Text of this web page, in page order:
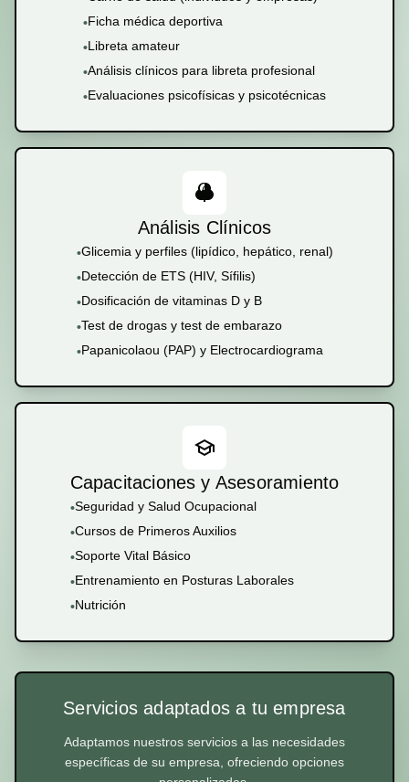
•Ficha médica deportiva
•Libreta amateur
•Análisis clínicos para libreta profesional
•Evaluaciones psicofísicas y psicotécnicas
Análisis Clínicos
•Glicemia y perfiles (lipídico, hepático, renal)
•Detección de ETS (HIV, Sífilis)
•Dosificación de vitaminas D y B
•Test de drogas y test de embarazo
•Papanicolaou (PAP) y Electrocardiograma
Capacitaciones y Asesoramiento
•Seguridad y Salud Ocupacional
•Cursos de Primeros Auxilios
•Soporte Vital Básico
•Entrenamiento en Posturas Laborales
•Nutrición
Servicios adaptados a tu empresa
Adaptamos nuestros servicios a las necesidades
específicas de su empresa, ofreciendo opciones